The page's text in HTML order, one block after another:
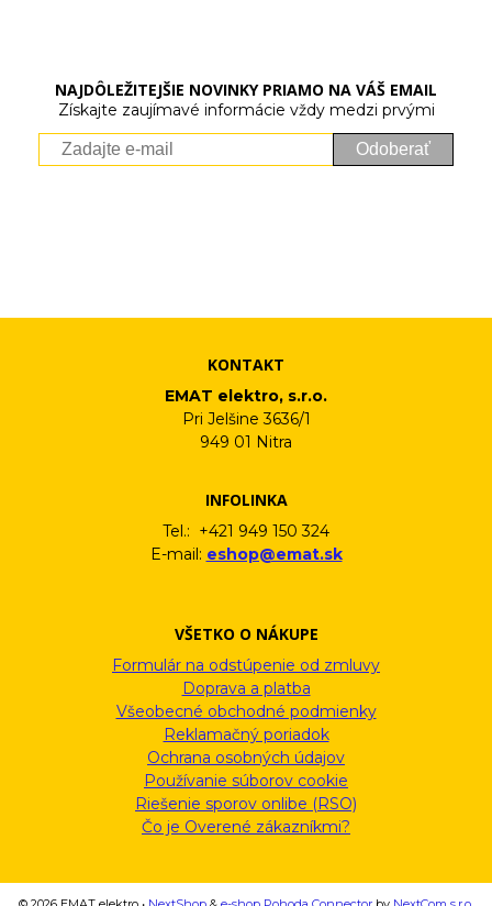
NAJDÔLEŽITEJŠIE NOVINKY PRIAMO NA VÁŠ EMAIL
Získajte zaujímavé informácie vždy medzi prvými
Odoberať
KONTAKT
EMAT elektro, s.r.o.
Pri Jelšine 3636/1
949 01 Nitra
INFOLINKA
Tel.: +421 949 150 324
E-mail: eshop@emat.sk
VŠETKO O NÁKUPE
Formulár na odstúpenie od zmluvy
Doprava a platba
Všeobecné obchodné podmienky
Reklamačný poriadok
Ochrana osobných údajov
Používanie súborov cookie
Riešenie sporov onlibe (RSO)
Čo je Overené zákazníkmi?